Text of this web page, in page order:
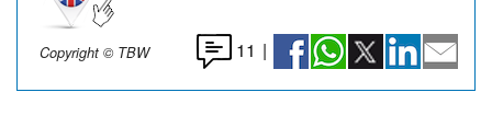
Copyright © TBW 11 |